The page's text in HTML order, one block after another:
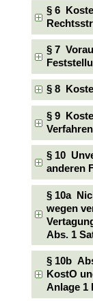
§ 6
§ 7
§ 8
§ 9
§ 10
anderen
§ 10a
wegen
Abs. 1
§ 10b
KostO
Anlage 1